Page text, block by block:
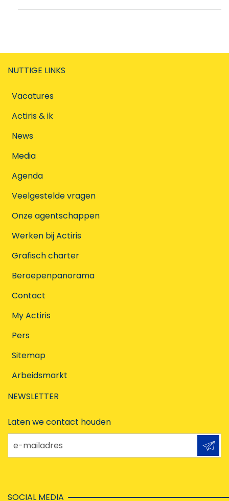
NUTTIGE LINKS
Vacatures
Actiris & ik
News
Media
Agenda
Veelgestelde vragen
Onze agentschappen
Werken bij Actiris
Grafisch charter
Beroepenpanorama
Contact
My Actiris
Pers
Sitemap
Arbeidsmarkt
NEWSLETTER
Laten we contact houden
e-mailadres
SOCIAL MEDIA